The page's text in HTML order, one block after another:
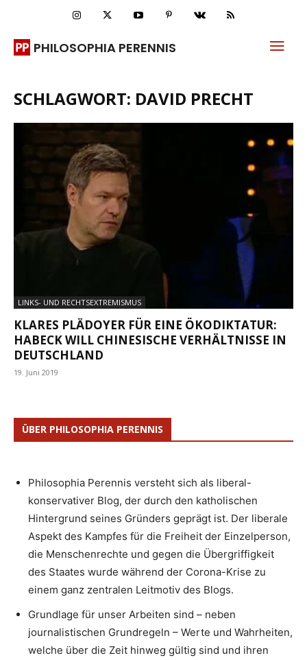
PHILOSOPHIA PERENNIS
SCHLAGWORT: DAVID PRECHT
LINKS- UND RECHTSEXTREMISMUS
KLARES PLÄDOYER FÜR EINE ÖKODIKTATUR:
HABECK WILL CHINESISCHE VERHÄLTNISSE IN
DEUTSCHLAND
19. Juni 2019
ÜBER PHILOSOPHIA PERENNIS
Philosophia Perennis versteht sich als liberal-
konservativer Blog, der durch den katholischen
Hintergrund seines Gründers geprägt ist. Der liberale
Aspekt des Kampfes für die Freiheit der Einzelperson,
die Menschenrechte und gegen die Übergriffigkeit
des Staates wurde während der Corona-Krise zu
einem ganz zentralen Leitmotiv des Blogs.
Grundlage für unser Arbeiten sind – neben
journalistischen Grundregeln – Werte und Wahrheiten,
welche über die Zeit hinweg gültig sind und ihren